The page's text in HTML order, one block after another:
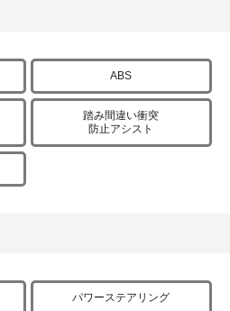
ABS
踏み間違い衝突
防止アシスト
パワーステアリング